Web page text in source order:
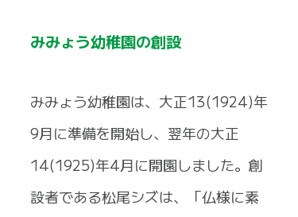
みみょう幼稚園の創設
みみょう幼稚園は、大正13(1924)年
9月に準備を開始し、翌年の大正
14(1925)年4月に開園しました。創
設者である松尾シズは、「仏様に素